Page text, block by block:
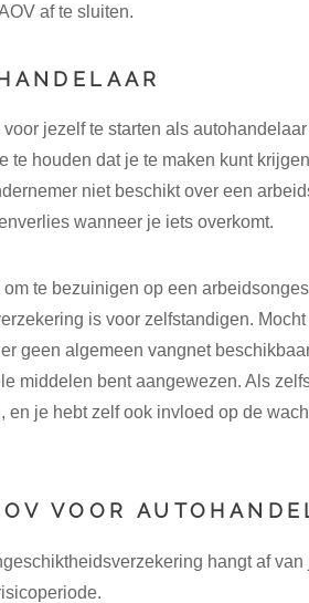
af te sluiten.
jezelf te starten als
te houden dat je te maken kunt
niet beschikt over een
wanneer je iets overkomt.
te bezuinigen op een
is voor zelfstandigen.
geen algemeen vangnet
middelen bent aangewezen. Als
en je hebt zelf ook invloed op de
VOOR
hangt af